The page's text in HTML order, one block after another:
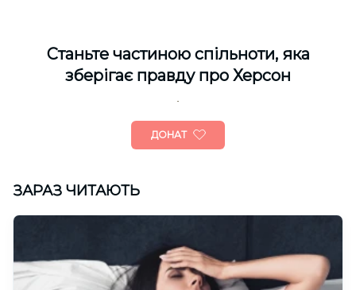
Cтаньте частиною спільноти, яка
зберігає правду про Херсон
ДОНАТ
ЗАРАЗ ЧИТАЮТЬ